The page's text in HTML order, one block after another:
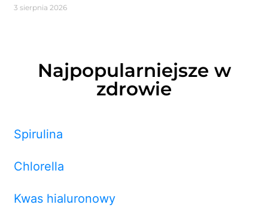
3 sierpnia 2026
Najpopularniejsze w
zdrowie
Spirulina
Chlorella
Kwas hialuronowy